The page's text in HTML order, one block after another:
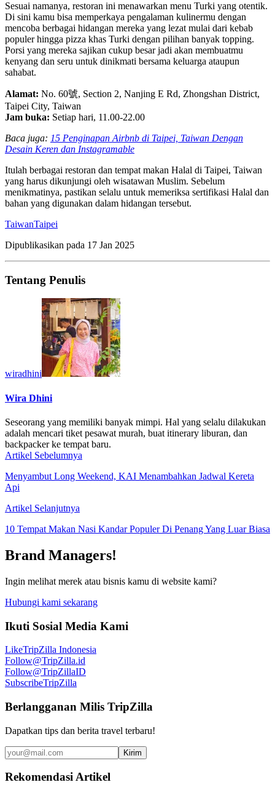
Sesuai namanya, restoran ini menawarkan menu Turki yang otentik.
Di sini kamu bisa memperkaya pengalaman kulinermu dengan
mencoba berbagai hidangan mereka yang lezat mulai dari kebab
populer hingga pizza khas Turki dengan pilihan banyak topping.
Porsi yang mereka sajikan cukup besar jadi akan membuatmu
kenyang dan seru untuk dinikmati bersama keluarga ataupun
sahabat.
Alamat: No. 60號, Section 2, Nanjing E Rd, Zhongshan District,
Taipei City, Taiwan
Jam buka: Setiap hari, 11.00-22.00
Baca juga: 15 Penginapan Airbnb di Taipei, Taiwan Dengan
Desain Keren dan Instagramable
Itulah berbagai restoran dan tempat makan Halal di Taipei, Taiwan
yang harus dikunjungi oleh wisatawan Muslim. Sebelum
menikmatinya, pastikan selalu untuk memeriksa sertifikasi Halal dan
bahan yang digunakan dalam hidangan tersebut.
TaiwanTaipei
Dipublikasikan pada 17 Jan 2025
Tentang Penulis
wiradhini
Wira Dhini
Seseorang yang memiliki banyak mimpi. Hal yang selalu dilakukan
adalah mencari tiket pesawat murah, buat itinerary liburan, dan
backpacker ke tempat baru.
Artikel Sebelumnya
Menyambut Long Weekend, KAI Menambahkan Jadwal Kereta
Api
Artikel Selanjutnya
10 Tempat Makan Nasi Kandar Populer Di Penang Yang Luar Biasa
Brand Managers!
Ingin melihat merek atau bisnis kamu di website kami?
Hubungi kami sekarang
Ikuti Sosial Media Kami
LikeTripZilla Indonesia
Follow@TripZilla.id
Follow@TripZillaID
SubscribeTripZilla
Berlangganan Milis TripZilla
Dapatkan tips dan berita travel terbaru!
Kirim
Rekomendasi Artikel